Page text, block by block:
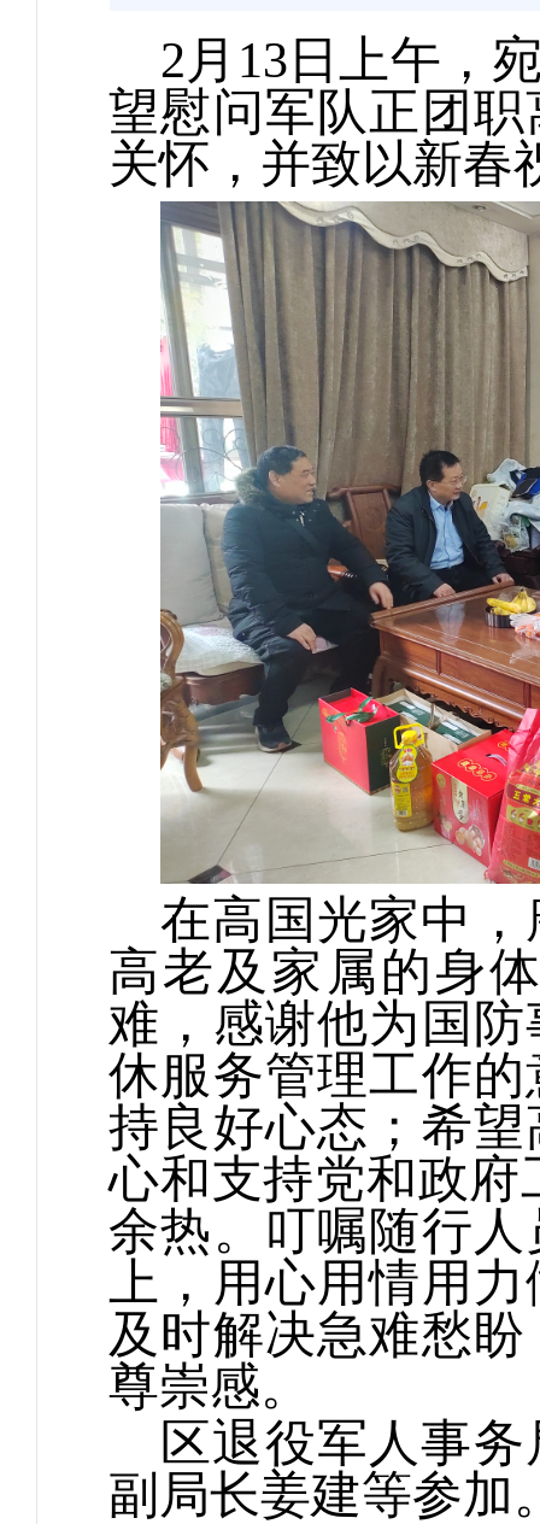
2月13日上午，
望慰问军队正团
关怀，并致以新春
在高国光家中
高老及家属的身
难，感谢他为国
休服务管理工作
持良好心态；希
心和支持党和政府
余热。叮嘱随行
上，用心用情用
及时解决急难愁
尊崇感。
区退役军人事
副局长姜建等参加